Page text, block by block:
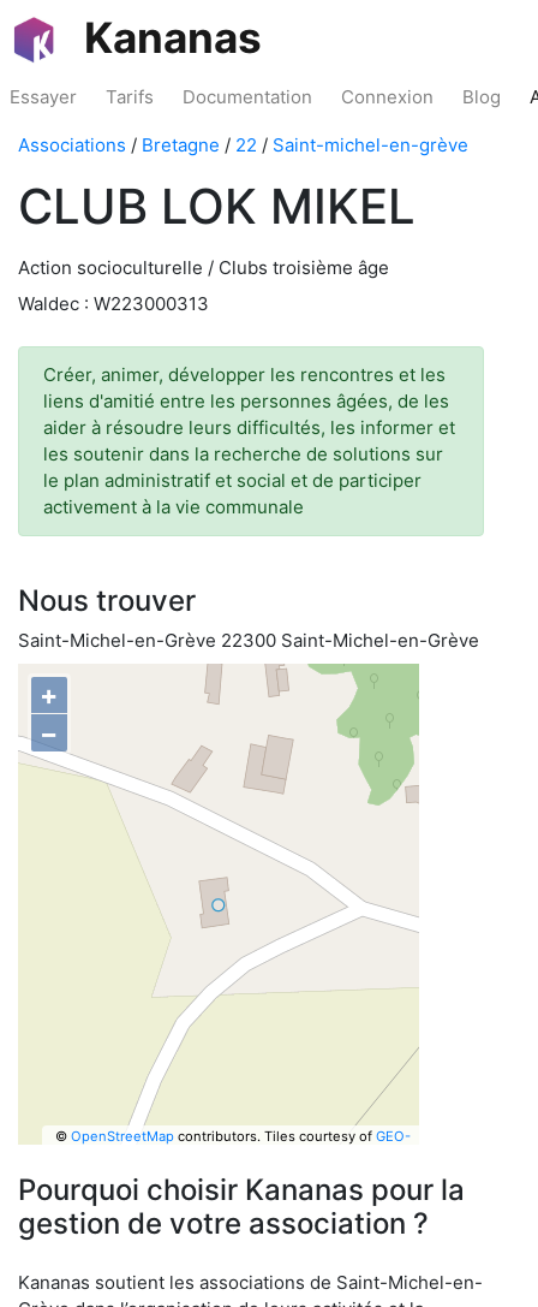
Kananas
Essayer Tarifs Documentation Connexion Blog
Associations / Bretagne / 22 / Saint-michel-en-grève
CLUB LOK MIKEL
Action socioculturelle / Clubs troisième âge
Waldec : W223000313
Créer, animer, développer les rencontres et les
liens d'amitié entre les personnes âgées, de les
aider à résoudre leurs difficultés, les informer et
les soutenir dans la recherche de solutions sur
le plan administratif et social et de participer
activement à la vie communale
Nous trouver
Saint-Michel-en-Grève 22300 Saint-Michel-en-Grève
+
−
© OpenStreetMapcontributors. Tiles courtesy of GEO-
Pourquoi choisir Kananas pour la
gestion de votre association ?
Kananas soutient les associations de Saint-Michel-en-